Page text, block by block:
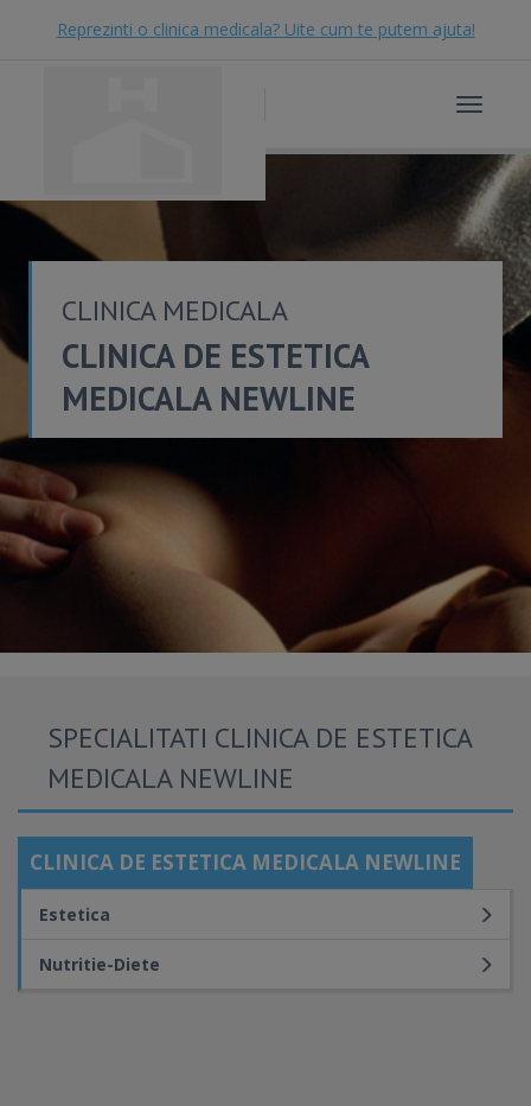
Reprezinti o clinica medicala? Uite cum te putem ajuta!
Toggle
CLINICA MEDICALA
CLINICA DE ESTETICA
MEDICALA NEWLINE
SPECIALITATI CLINICA DE ESTETICA
MEDICALA NEWLINE
CLINICA DE ESTETICA MEDICALA NEWLINE
Estetica
Nutritie-Diete